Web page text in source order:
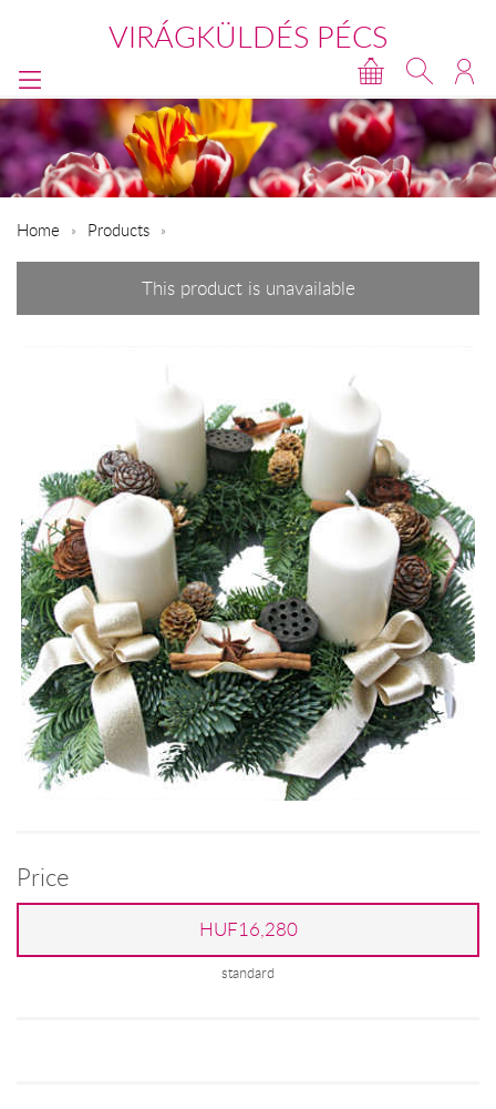
VIRÁGKÜLDÉS PÉCS
Home Products
This product is unavailable
Price
HUF16,280
standard